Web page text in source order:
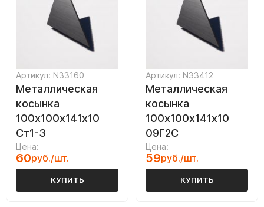
Артикул: N33160
Металлическая
косынка
100х100х141х10
Ст1-3
Цена:
60руб./шт.
КУПИТЬ
Артикул: N33412
Металлическая
косынка
100х100х141х10
09Г2С
Цена:
59руб./шт.
КУПИТЬ